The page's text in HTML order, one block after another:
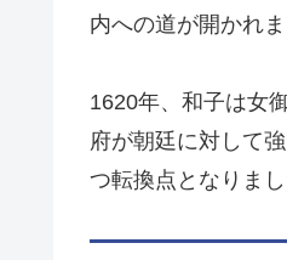
内への道が開かれま
1620年、和子は女
府が朝廷に対して
つ転換点となりまし